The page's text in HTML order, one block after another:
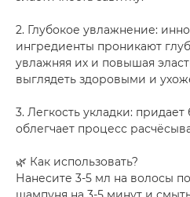
2. Глубокое увлажнение:
ингредиенты проникают
увлажняя их и повышая
выглядеть здоровыми и
3. Легкость укладки:
облегчает процесс
🌿 Как использовать?
Нанесите 3-5 мл на волосы